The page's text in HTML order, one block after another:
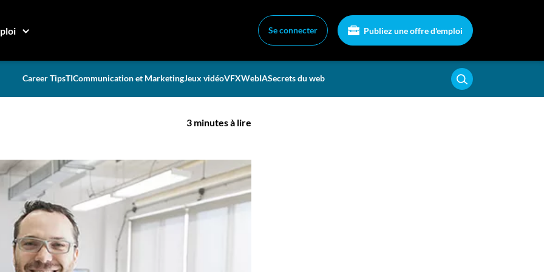
Se connecter Publiez une offre d'emploi
Career TipsTICommunication et MarketingJeux vidéoVFXWebIASecrets du web
avec la NASA
qui travaille
3 minutes à lire